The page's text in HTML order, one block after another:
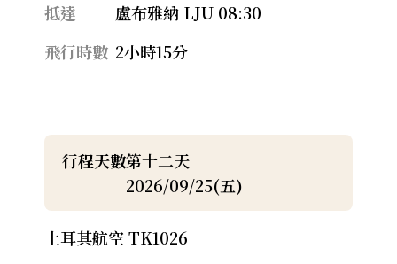
抵達
盧布雅納 LJU 08:30
飛行時數 2小時15分
行程天數第十二天
2026/09/25(五)
土耳其航空 TK1026